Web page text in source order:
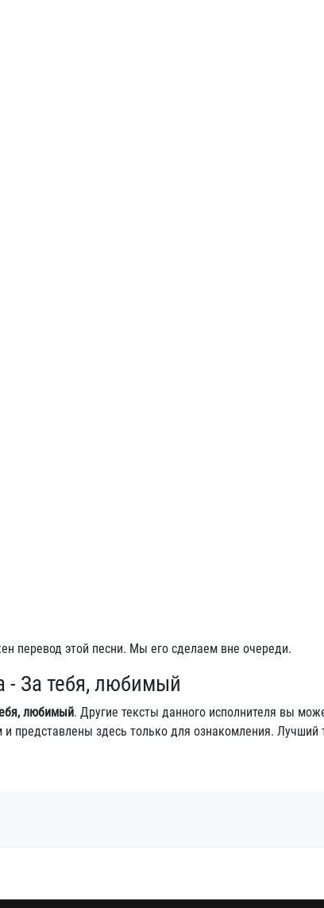
перевод этой песни. Мы его сделаем вне очереди.
- За тебя, любимый
любимый. Другие тексты данного исполнителя вы
представлены здесь только для ознакомления. Лучший